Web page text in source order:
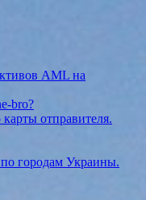
AML на
bro?
отправителя.
городам Украины.